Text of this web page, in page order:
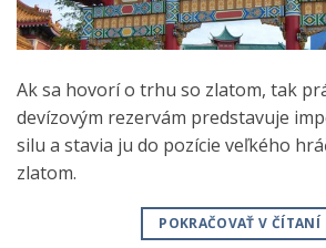
Ak sa hovorí o trhu so zlatom, tak
devízovým rezervám predstavuje
silu a stavia ju do pozície veľkého
zlatom.
POKRAČOVAŤ V ČÍTANÍ